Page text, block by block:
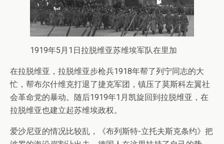
1919年5月1日拉脱维亚苏维埃军队在里加
在拉脱维亚，拉脱维亚步枪兵1918年帮了列宁同志的大
忙，帮布尔什维克打退了捷克军团，镇压了莫斯科左翼社
会革命党的暴动。随后1919年1月凯旋回到拉脱维亚，在
拉脱维亚也建立起苏维埃政权。
爱沙尼亚的情况比较乱，《布列斯特-立托夫斯克条约》把